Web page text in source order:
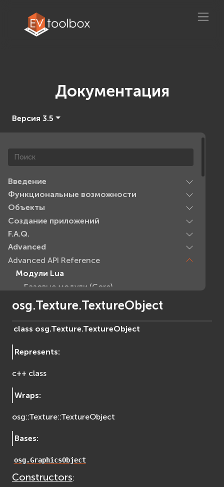
Документация
Версия 3.5
Введение
Функциональные возможности
Объекты
Создание приложений
F.A.Q.
Advanced
Advanced API Reference
Модули Lua
Базовые модули (Core)
EVcommon
evlua
Граф Сцены (Scene Graph)
EVosgAnimation
EVosgHMD
EVosgUtil
EVosgViewer
osg.Texture.TextureObject
class osg.Texture.TextureObject
Represents:
c++ class
Wraps:
osg::Texture::TextureObject
Bases:
osg.GraphicsObject
Constructors: